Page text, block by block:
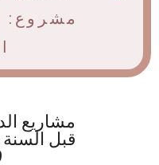
مشروع:
مشاريع